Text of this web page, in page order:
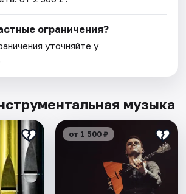
ограничения?
уточняйте у
музыка
от 1 500 ₽